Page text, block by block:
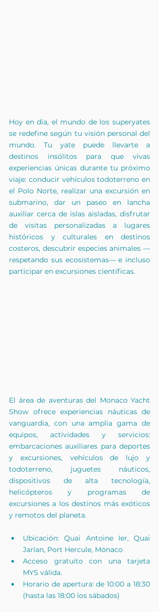
Hoy en día, el mundo de los superyates
se redefine según tu visión personal del
mundo. Tu yate puede llevarte a
destinos insólitos para que vivas
experiencias únicas durante tu próximo
viaje: conducir vehículos todoterreno en
el Polo Norte, realizar una excursión en
submarino, dar un paseo en lancha
auxiliar cerca de islas aisladas, disfrutar
de visitas personalizadas a lugares
históricos y culturales en destinos
costeros, descubrir especies animales —
respetando sus ecosistemas— e incluso
participar en excursiones científicas.
El área de aventuras del Monaco Yacht
Show ofrece experiencias náuticas de
vanguardia, con una amplia gama de
equipos, actividades y servicios:
embarcaciones auxiliares para deportes
y excursiones, vehículos de lujo y
todoterreno, juguetes náuticos,
dispositivos de alta tecnología,
helicópteros y programas de
excursiones a los destinos más exóticos
y remotos del planeta.
Ubicación: Quai Antoine Ier, Quai
Jarlan, Port Hercule, Mónaco
Acceso gratuito con una tarjeta
MYS válida.
Horario de apertura: de 10:00 a 18:30
(hasta las 18:00 los sábados)